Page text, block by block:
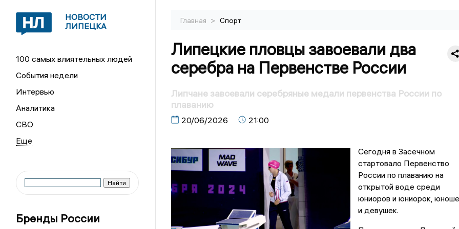
НОВОСТИ
ЛИПЕЦКА
100 самых влиятельных людей
События недели
Интервью
Аналитика
СВО
Бренды России
Главная > Спорт
Липецкие пловцы завоевали два
серебра на Первенстве России
Липчане завоевали серебряные медали первенства России по
плаванию
20/06/2026 21:00
Сегодня в Засечном
стартовало Первенство
России по плаванию на
открытой воде среди
юниоров и юниорок,
и девушек.